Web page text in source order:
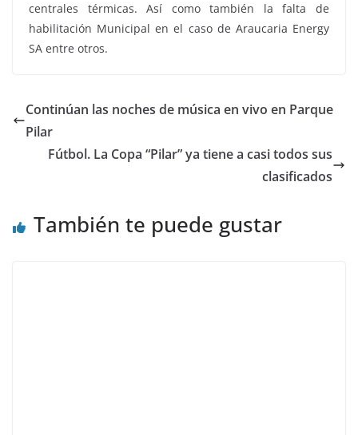
centrales térmicas. Así como también la falta de
habilitación Municipal en el caso de Araucaria Energy
SA entre otros.
Continúan las noches de música en vivo en Parque
Pilar
Fútbol. La Copa “Pilar” ya tiene a casi todos sus
clasificados
También te puede gustar